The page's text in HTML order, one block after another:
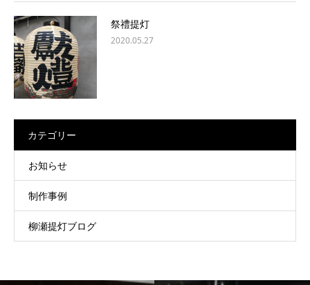
祭禮提灯
2020.05.27
カテゴリー
お知らせ
制作事例
柳瀬提灯ブログ